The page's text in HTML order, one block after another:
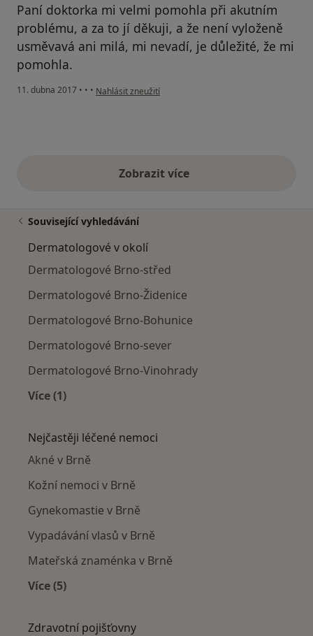
Paní doktorka mi velmi pomohla při akutním
problému, a za to jí děkuji, a že není vyloženě
usměvavá ani milá, mi nevadí, je důležité, že mi
pomohla.
11. dubna 2017 • • • podle názoru uživatele Tereza
Nahlásit zneužití
Zobrazit vícevýše uvedené názory
Související vyhledávání
Dermatologové v okolí
Dermatologové Brno-střed
Dermatologové Brno-Židenice
Dermatologové Brno-Bohunice
Dermatologové Brno-sever
Dermatologové Brno-Vinohrady
Více (1)
Nejčastěji léčené nemoci
Akné v Brně
Kožní nemoci v Brně
Gynekomastie v Brně
Vypadávání vlasů v Brně
Mateřská znaménka v Brně
Více (5)
Zdravotní pojišťovny